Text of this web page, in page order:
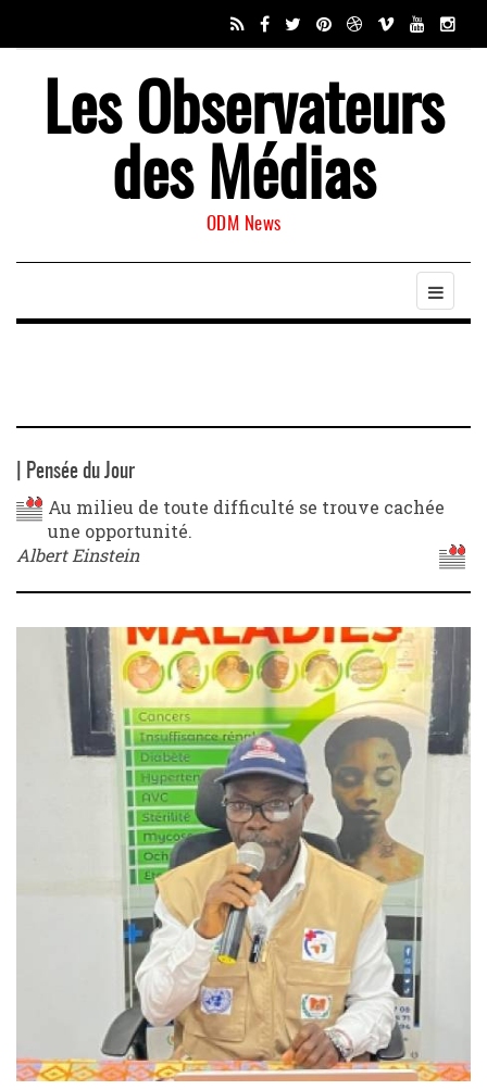
Les Observateurs
des Médias
ODM News
| Pensée du Jour
Au milieu de toute difficulté se trouve cachée
une opportunité.
Albert Einstein